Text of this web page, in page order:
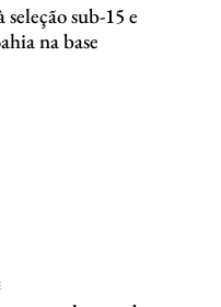
sub-15 e
na base